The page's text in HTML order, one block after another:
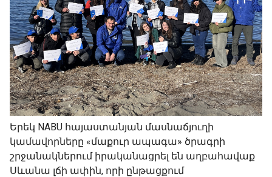
Երեկ NABU հայաստանյան մասնաճյուղի
կամավորները «մաքուր ապագա» ծրագրի
շրջանակներում իրականացրել են աղբահավաք
Սևանա լճի ափին, որի ընթացքում